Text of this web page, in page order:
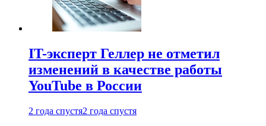
IT-эксперт Геллер не отметил
изменений в качестве работы
YouTube в России
2 года спустя2 года спустя